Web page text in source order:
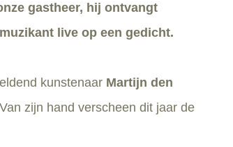
gastheer, hij ontvangt
live op een gedicht.
kunstenaar Martijn den
zijn hand verscheen dit jaar de